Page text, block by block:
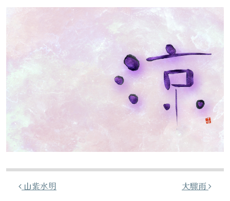
投稿ナビゲーション
山紫水明 大驟雨